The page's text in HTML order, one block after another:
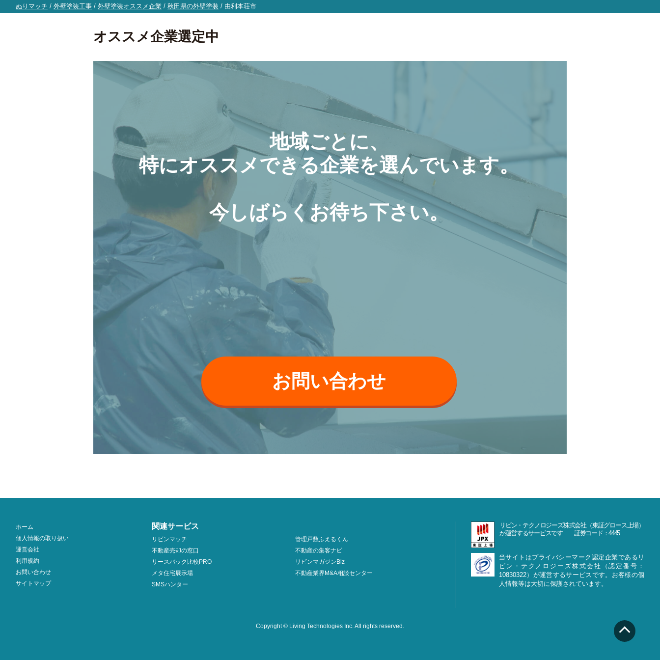
ぬりマッチ / 外壁塗装工事 / 外壁塗装オススメ企業 / 秋田県の外壁塗装 / 由利本荘市
オススメ企業選定中
地域ごとに、
特にオススメできる企業を選んでいます。
今しばらくお待ち下さい。
お問い合わせ
ホーム
個人情報の取り扱い
運営会社
利用規約
お問い合わせ
サイトマップ
関連サービス
リビンマッチ
不動産売却の窓口
リースバック比較PRO
メタ住宅展示場
SMSハンター
管理戸数ふえるくん
不動産の集客ナビ
リビンマガジンBiz
不動産業界M&A相談センター
リビン・テクノロジーズ株式会社（東証グロース上場）
が運営するサービスです 証券コード：4445
当サイトはプライバシーマーク認定企業であるリ
ビン・テクノロジーズ株式会社（認定番号：
10830322）が運営するサービスです。お客様の個
人情報等は大切に保護されています。
Copyright © Living Technologies Inc.All rights reserved.